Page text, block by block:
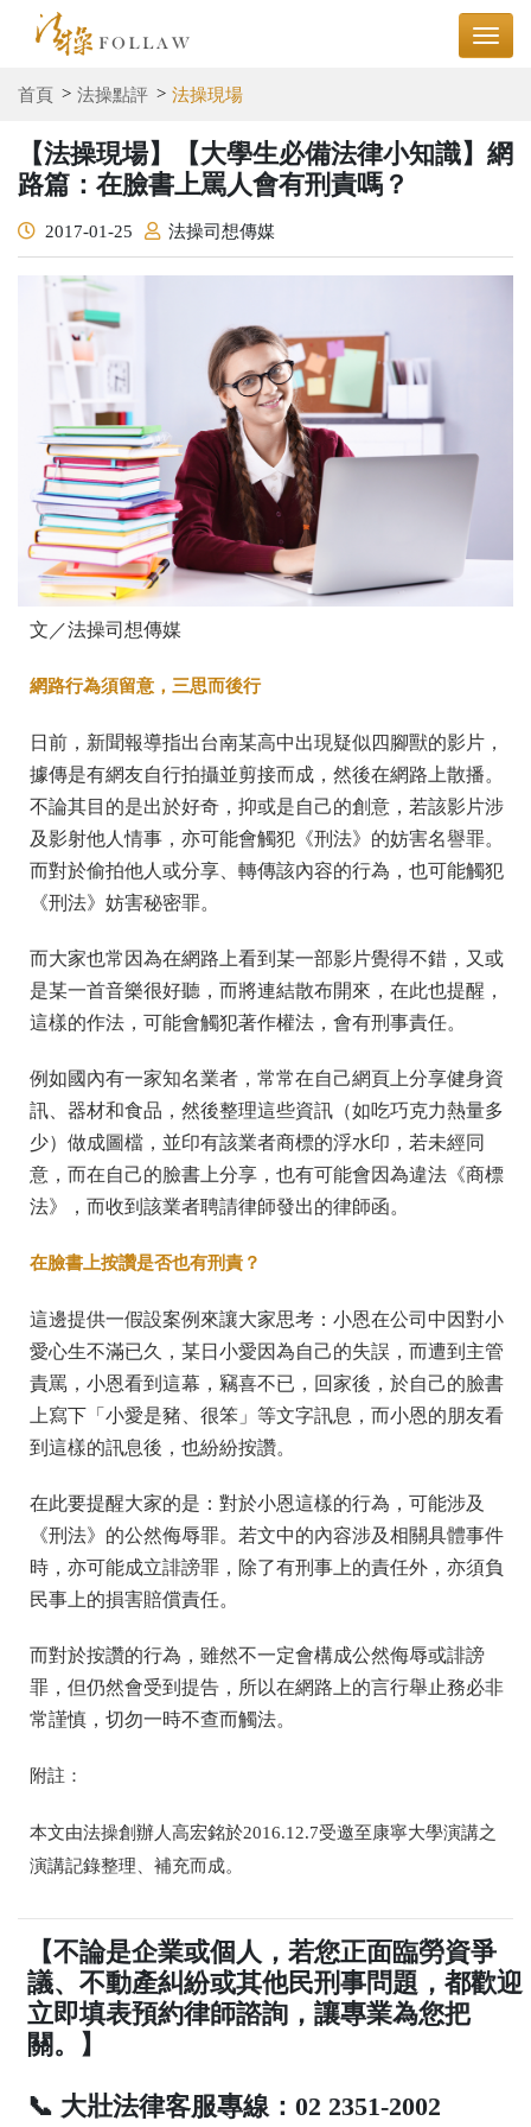
首頁 法操點評 法操現場
【法操現場】【大學生必備法律小知識】網
路篇：在臉書上罵人會有刑責嗎？
2017-01-25 法操司想傳媒
文／法操司想傳媒
網路行為須留意，三思而後行
日前，新聞報導指出台南某高中出現疑似四腳獸的影片，
據傳是有網友自行拍攝並剪接而成，然後在網路上散播。
不論其目的是出於好奇，抑或是自己的創意，若該影片涉
及影射他人情事，亦可能會觸犯《刑法》的妨害名譽罪。
而對於偷拍他人或分享、轉傳該內容的行為，也可能觸犯
《刑法》妨害秘密罪。
而大家也常因為在網路上看到某一部影片覺得不錯，又或
是某一首音樂很好聽，而將連結散布開來，在此也提醒，
這樣的作法，可能會觸犯著作權法，會有刑事責任。
例如國內有一家知名業者，常常在自己網頁上分享健身資
訊、器材和食品，然後整理這些資訊（如吃巧克力熱量多
少）做成圖檔，並印有該業者商標的浮水印，若未經同
意，而在自己的臉書上分享，也有可能會因為違法《商標
法》，而收到該業者聘請律師發出的律師函。
在臉書上按讚是否也有刑責？
這邊提供一假設案例來讓大家思考：小恩在公司中因對小
愛心生不滿已久，某日小愛因為自己的失誤，而遭到主管
責罵，小恩看到這幕，竊喜不已，回家後，於自己的臉書
上寫下「小愛是豬、很笨」等文字訊息，而小恩的朋友看
到這樣的訊息後，也紛紛按讚。
在此要提醒大家的是：對於小恩這樣的行為，可能涉及
《刑法》的公然侮辱罪。若文中的內容涉及相關具體事件
時，亦可能成立誹謗罪，除了有刑事上的責任外，亦須負
民事上的損害賠償責任。
而對於按讚的行為，雖然不一定會構成公然侮辱或誹謗
罪，但仍然會受到提告，所以在網路上的言行舉止務必非
常謹慎，切勿一時不查而觸法。
附註：
本文由法操創辦人高宏銘於2016.12.7受邀至康寧大學演講之
演講記錄整理、補充而成。
【不論是企業或個人，若您正面臨勞資爭
議、不動產糾紛或其他民刑事問題，都歡迎
立即填表預約律師諮詢，讓專業為您把
關。】
📞 大壯法律客服專線：02 2351-2002